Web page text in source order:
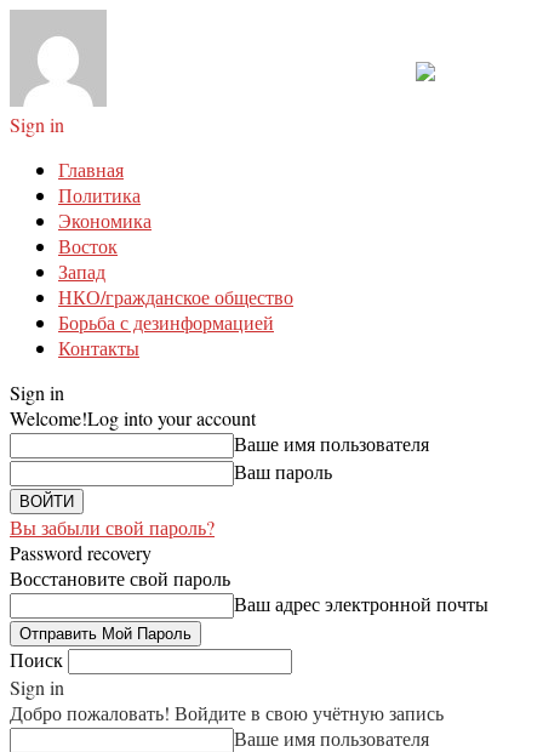
Sign in
Главная
Политика
Экономика
Восток
Запад
НКО/гражданское общество
Борьба с дезинформацией
Контакты
Sign in
Welcome!Log into your account
Ваше имя пользователя
Ваш пароль
Вы забыли свой пароль?
Password recovery
Восстановите свой пароль
Ваш адрес электронной почты
Поиск
Sign in
Добро пожаловать! Войдите в свою учётную запись
Ваше имя пользователя